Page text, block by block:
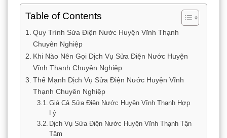
Table of Contents
Quy Trình Sửa Điện Nước Huyện Vĩnh Thạnh
Chuyên Nghiệp
Khi Nào Nên Gọi Dịch Vụ Sửa Điện Nước Huyện
Vĩnh Thạnh Chuyên Nghiệp
Thế Mạnh Dịch Vụ Sửa Điện Nước Huyện Vĩnh
Thạnh Chuyên Nghiệp
Giá Cả Sửa Điện Nước Huyện Vĩnh Thạnh Hợp
Lý
Dịch Vụ Sửa Điện Nước Huyện Vĩnh Thạnh Tận
Tâm